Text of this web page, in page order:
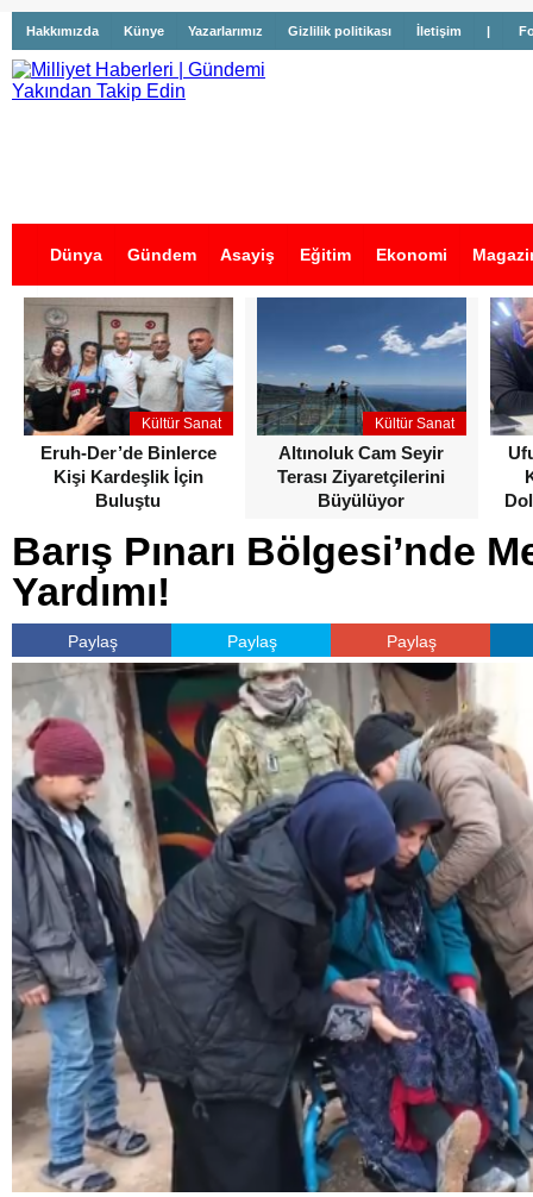
Hakkımızda Künye Yazarlarımız Gizlilik politikası İletişim |
Dünya Gündem Asayiş Eğitim Ekonomi
İş İlanları
Kültür Sanat
Eruh-Der’de Binlerce
Kişi Kardeşlik İçin
Buluştu
Kültür Sanat
Altınoluk Cam Seyir
Terası Ziyaretçilerini
Büyülüyor
Barış Pınarı Bölgesi’nde
Yardımı!
Paylaş Paylaş Paylaş